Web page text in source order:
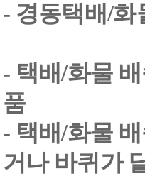
- 경동택배/화
- 택배/화물
품
- 택배/화물
거나 바퀴가